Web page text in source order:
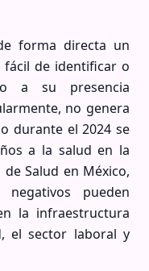
forma directa un
de identificar o
a su presencia
no genera
durante el 2024 se
a la salud en la
Salud en México,
pueden
la infraestructura
el sector laboral y